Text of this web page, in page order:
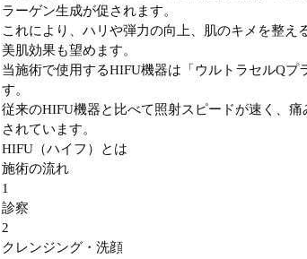
ラーゲン生成が促されます。
これにより、ハリや弾力の向上、肌のキメを整え
美肌効果も望めます。
当施術で使用するHIFU機器は「ウルトラセルQプ
す。
従来のHIFU機器と比べて照射スピードが速く、痛
されています。
HIFU（ハイフ）とは
施術の流れ
1
診察
2
クレンジング・洗顔